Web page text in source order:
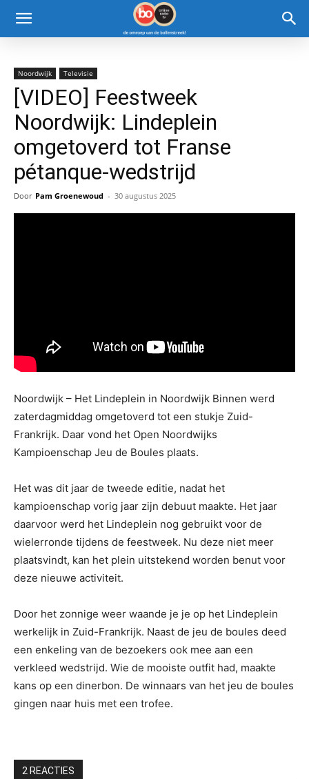
Noordwijk Televisie
[VIDEO] Feestweek
Noordwijk: Lindeplein
omgetoverd tot Franse
pétanque-wedstrijd
Door Pam Groenewoud - 30 augustus 2025
Noordwijk – Het Lindeplein in Noordwijk Binnen werd
zaterdagmiddag omgetoverd tot een stukje Zuid-
Frankrijk. Daar vond het Open Noordwijks
Kampioenschap Jeu de Boules plaats.
Het was dit jaar de tweede editie, nadat het
kampioenschap vorig jaar zijn debuut maakte. Het jaar
daarvoor werd het Lindeplein nog gebruikt voor de
wielerronde tijdens de feestweek. Nu deze niet meer
plaatsvindt, kan het plein uitstekend worden benut voor
deze nieuwe activiteit.
Door het zonnige weer waande je je op het Lindeplein
werkelijk in Zuid-Frankrijk. Naast de jeu de boules deed
een enkeling van de bezoekers ook mee aan een
verkleed wedstrijd. Wie de mooiste outfit had, maakte
kans op een dinerbon. De winnaars van het jeu de boules
gingen naar huis met een trofee.
2 REACTIES